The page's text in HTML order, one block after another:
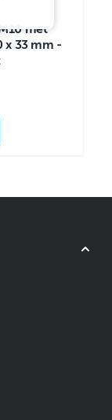
met
x 33 mm -